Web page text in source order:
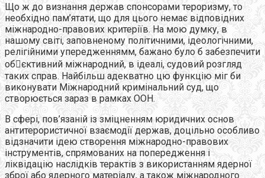
Що ж до визнання держав спонсорами тероризму, то
необхідно пам’ятати, що для цього немає відповідних
міжнародно-правових критеріїв. На мою думку, в
нашому світі, заповненому політичними, ідеологічними,
релігійними упередженнямм, бажано було б забезпечити
обєктивний міжнародний, в ідеалі, судовий розгляд
таких справ. Найбільш адекватно цю функцію міг би
виконувати Міжнародний кримінальний суд, що
створюється зараз в рамках ООН.
В сфері, пов’язаній із зміцненням юридичних основ
антитерористичної взаємодії держав, доцільно особливо
відзначити ідею створення міжнародно-правових
інструментів, спрямованих на попередження і
ліквідацію наслідків терактів з використанням ядерної
зброї або ядерного матеріалу, а також міжнародного